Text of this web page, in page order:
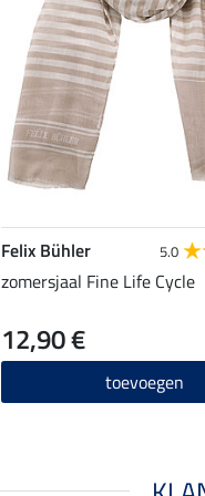
Felix Bühler 5.0
zomersjaal Fine Life Cycle
12,90 €
toevoegen